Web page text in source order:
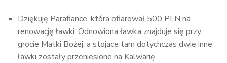
Dziękuję Parafiance, która ofiarował 500 PLN na
renowację ławki. Odnowiona ławka znajduje się przy
grocie Matki Bożej, a stojące tam dotychczas dwie inne
ławki zostały przeniesione na Kalwarię.